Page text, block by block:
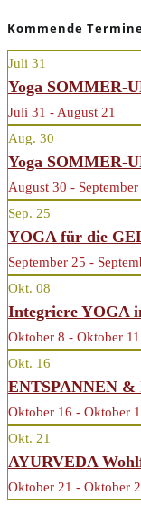
Kommende
Juli 31
Yoga SOMMER-
Juli 31 - August 21
Aug. 30
Yoga SOMMER-
August 30 - September
Sep. 25
YOGA für die
September 25 -
Okt. 08
Integriere YOGA
Oktober 8 - Oktober 11
Okt. 16
ENTSPANNEN
Oktober 16 - Oktober
Okt. 21
AYURVEDA
Oktober 21 - Oktober